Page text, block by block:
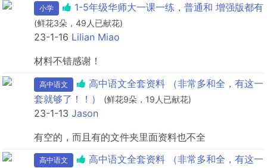
小学 1-5年级华师大一课一练，普通和 增强版都有
(鲜花3朵，49人已献花)
23-1-16 Lilian Miao
材料不错感谢！
高中语文
高中语文全套资料 （非常多和全，有这一
套就够了！！）
(鲜花9朵，19人已献花)
23-1-13 Jason
有空的，而且有的文件夹里面资料也不全
高中语文
高中语文全套资料 （非常多和全，有这一